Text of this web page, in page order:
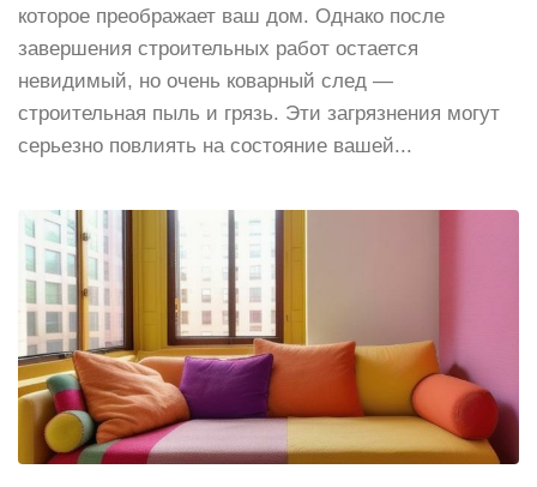
которое преображает ваш дом. Однако после
завершения строительных работ остается
невидимый, но очень коварный след —
строительная пыль и грязь. Эти загрязнения могут
серьезно повлиять на состояние вашей...